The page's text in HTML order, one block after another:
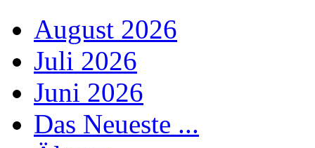
August 2026
Juli 2026
Juni 2026
Das Neueste ...